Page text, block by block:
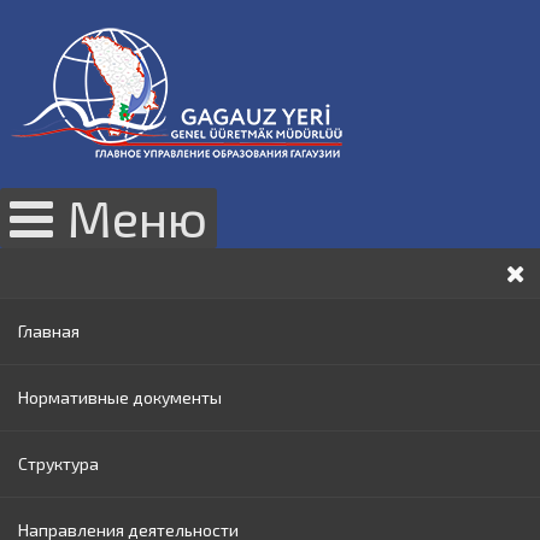
Меню
Главная
Нормативные документы
Законы РМ
Нормативные акты Правительства РМ
Структура
Руководство
Направления деятельности